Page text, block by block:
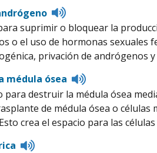
Listen
to
pronunciation
suprimir o bloquear la
o el uso de hormonas sexuales
privación de andrógenos
médula ósea
Listen
to
pronunciation
para destruir la médula ósea
de médula ósea o células
crea el espacio para las
Listen